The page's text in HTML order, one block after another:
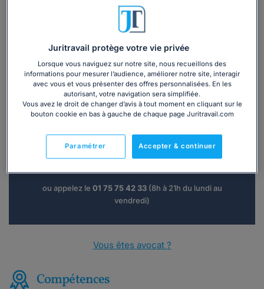
Recevoir des devis d'avocats
Vous souhaitez une consultation par
téléphone ?
Consulter immédiatement
ou appelez le 01 75 75 42 33(8h à 21h du lundi au
vendredi)
Vous êtes avocat ?
Compétences
Juritravail protège votre vie privée
Lorsque vous naviguez sur notre site, nous recueillons des
informations pour mesurer l’audience, améliorer notre site, interagir
avec vous et vous présenter des offres personnalisées. En les
autorisant, votre navigation sera simplifiée.
Vous avez le droit de changer d’avis à tout moment en cliquant sur le
bouton cookie en bas à gauche de chaque page Juritravail.com
Accepter & continuer
Paramétrer